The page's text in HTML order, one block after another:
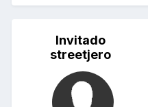
Invitado
streetjero